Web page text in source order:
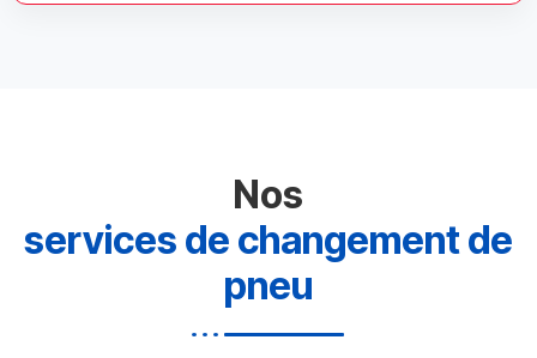
Nos
services de changement de
pneu